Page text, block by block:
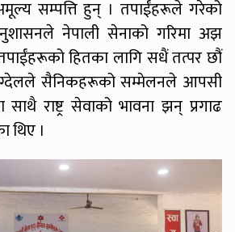
सम्पत्ति हुन् । तपाईंहरूले गरेको
नेपाली सेनाको गरिमा अझ
हितका लागि सधैं तत्पर छौं
सैनिकहरूको सम्मेलनले आपसी
राष्ट्र सेवाको भावना झन् प्रगाढ
थिए ।